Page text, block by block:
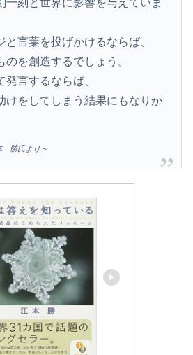
言葉を投げかけるならば、
を創造するでしょう。
言するならば、
けをしてしまう結果にもなりか
勝氏より～